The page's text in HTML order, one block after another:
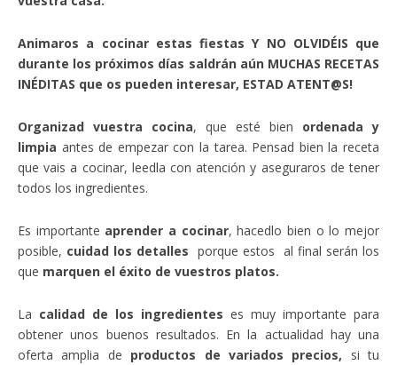
Animaros a cocinar estas fiestas Y NO OLVIDÉIS que
durante los próximos días saldrán aún MUCHAS RECETAS
INÉDITAS que os pueden interesar, ESTAD ATENT@S!
Organizad vuestra cocina, que esté bien ordenada y
limpia antes de empezar con la tarea. Pensad bien la receta
que vais a cocinar, leedla con atención y aseguraros de tener
todos los ingredientes.
Es importante aprender a cocinar, hacedlo bien o lo mejor
posible, cuidad los detalles porque estos al final serán los
que marquen el éxito de vuestros platos.
La calidad de los ingredientes es muy importante para
obtener unos buenos resultados. En la actualidad hay una
oferta amplia de productos de variados precios, si tu